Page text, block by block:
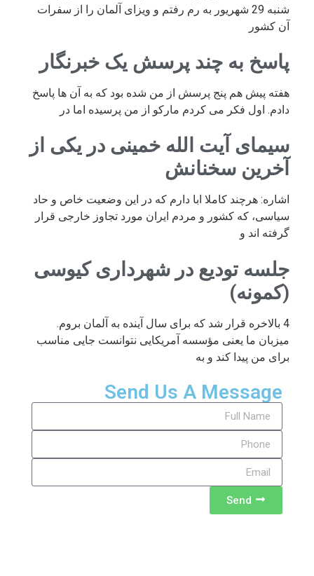
شنبه 29 شهریور به رم رفتم و ویزای آلمان را از سفرات
آن کشور
پاسخ به چند پرسش یک خبرنگار
هفته پیش هم پنج پرسش از من شده بود که به آن ها پاسخ
دادم. اول فکر می کردم مارکو از من پرسیده اما در
سیمای آیت الله خمینی در یکی از
آخرین سخنانش
اشاره: هرچند کاملا ابا دارم که در این وضعیت خاص و حاد
سیاسی، که کشور و مردم ایران مورد تجاوز خارجی قرار
گرفته اند و
جلسه تودیع در شهرداری کیوسی
(کمونه)
4 بالاخره قرار شد که برای سال آینده به آلمان بروم.
میزبان ما یعنی مؤسسه آمریکایی نتوانست جایی مناسب
برای من پیدا کند و به
Send Us A Message
Send